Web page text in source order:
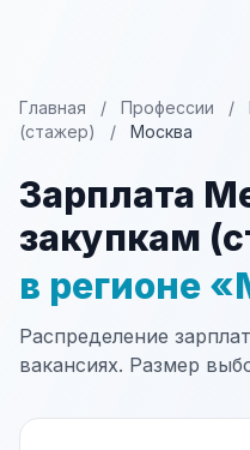
Главная / Профессии /
(стажер)
/ Москва
Зарплата
закупкам
в регионе
Распределение
вакансиях. Размер